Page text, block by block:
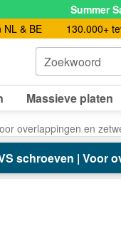
Summer
NL & BE 130.000+
Zoekwoord
Massieve platen
overlappingen en
schroeven | Voor